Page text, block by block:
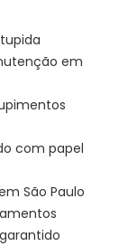
em
com papel
São Paulo